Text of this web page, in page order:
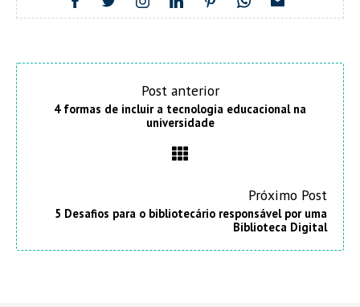
Post anterior
4 formas de incluir a tecnologia educacional na
universidade
Próximo Post
5 Desafios para o bibliotecário responsável por uma
Biblioteca Digital